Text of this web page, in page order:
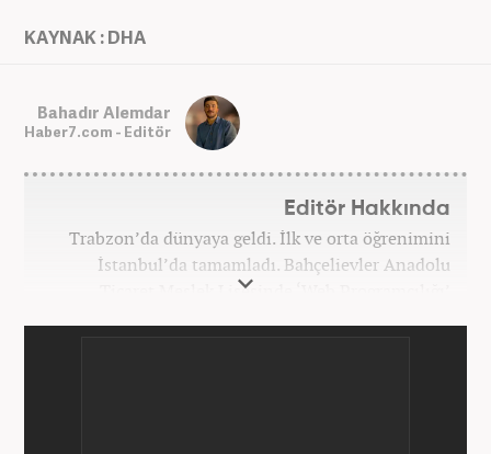
KAYNAK : DHA
Bahadır Alemdar
Haber7.com - Editör
Editör Hakkında
Trabzon’da dünyaya geldi. İlk ve orta öğrenimini
İstanbul’da tamamladı. Bahçelievler Anadolu
Ticaret Meslek Lisesinde ‘Web Programcılığı’